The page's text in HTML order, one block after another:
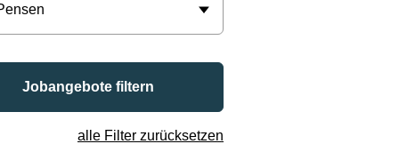
Jobangebote filtern
alle Filter zurücksetzen